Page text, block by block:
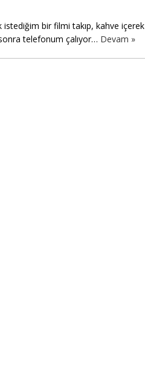
bir filmi takıp, kahve içerek
telefonum çalıyor… Devam »